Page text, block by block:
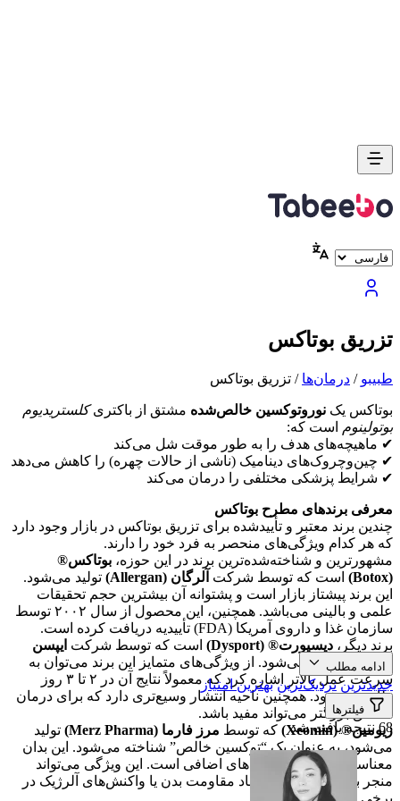
تزریق بوتاکس
طبیبو / درمان‌ها / تزریق بوتاکس
بوتاکس یک نوروتوکسین خالص‌شده مشتق از باکتریکلستریدیوم
بوتولینوم است که:
✔ ماهیچه‌های هدف را به طور موقت شل می‌کند
✔ چین‌وچروک‌های دینامیک (ناشی از حالات چهره) را کاهش می‌دهد
✔ شرایط پزشکی مختلفی را درمان می‌کند
معرفی برندهای مطرح بوتاکس
چندین برند معتبر و تأییدشده برای تزریق بوتاکس در بازار وجود دارد
که هر کدام ویژگی‌های منحصر به فرد خود را دارند.
مشهورترین و شناخته‌شده‌ترین برند در این حوزه، بوتاکس®
(Botox)
است که توسط شرکت آلرگان (Allergan)
تولید می‌شود.
این برند پیشتاز بازار است و پشتوانه آن بیشترین حجم تحقیقات
علمی و بالینی می‌باشد. همچنین، این محصول از سال ۲۰۰۲ توسط
سازمان غذا و داروی آمریکا (FDA) تأییدیه دریافت کرده است.
برند دیگر، دیسپورت® (Dysport) است که توسط شرکت ایپسن
ساخته می‌شود. از ویژگی‌های متمایز این برند می‌توان به
سرعت عمل بالاتر اشاره کرد که معمولاً نتایج آن در ۲ تا ۳ روز
ظاهر می‌شود. همچنین ناحیه انتشار وسیع‌تری دارد که برای درمان
مناطق بزرگتر می‌تواند مفید باشد.
زیومین® (Xeomin)
که توسط مرز فارما (Merz Pharma)
تولید
می‌شود، به عنوان یک “توکسین خالص” شناخته می‌شود. این بدان
معناست که فاقد پروتئین‌های اضافی است. این ویژگی می‌تواند
منجر به کاهش ریسک ایجاد مقاومت بدن یا واکنش‌های آلرژیک در
برخی افراد شود.
ادامه مطلب
جدیدترین نزدیک‌ترین بهترین امتیاز
فیلترها
68 نتیجه یافت شد